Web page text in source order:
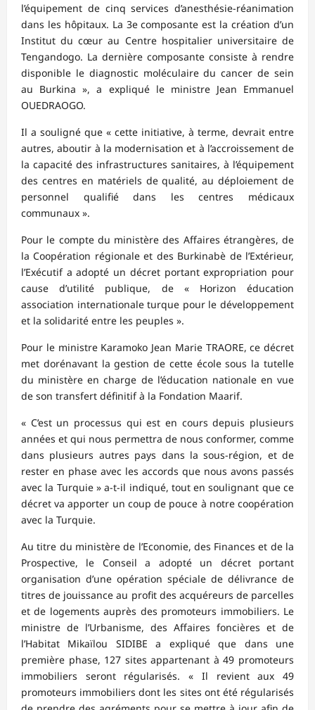
l’équipement de cinq services d’anesthésie-réanimation
dans les hôpitaux. La 3e composante est la création d’un
Institut du cœur au Centre hospitalier universitaire de
Tengandogo. La dernière composante consiste à rendre
disponible le diagnostic moléculaire du cancer de sein
au Burkina », a expliqué le ministre Jean Emmanuel
OUEDRAOGO.
Il a souligné que « cette initiative, à terme, devrait entre
autres, aboutir à la modernisation et à l’accroissement de
la capacité des infrastructures sanitaires, à l’équipement
des centres en matériels de qualité, au déploiement de
personnel qualifié dans les centres médicaux
communaux ».
Pour le compte du ministère des Affaires étrangères, de
la Coopération régionale et des Burkinabè de l’Extérieur,
l’Exécutif a adopté un décret portant expropriation pour
cause d’utilité publique, de « Horizon éducation
association internationale turque pour le développement
et la solidarité entre les peuples ».
Pour le ministre Karamoko Jean Marie TRAORE, ce décret
met dorénavant la gestion de cette école sous la tutelle
du ministère en charge de l’éducation nationale en vue
de son transfert définitif à la Fondation Maarif.
« C’est un processus qui est en cours depuis plusieurs
années et qui nous permettra de nous conformer, comme
dans plusieurs autres pays dans la sous-région, et de
rester en phase avec les accords que nous avons passés
avec la Turquie » a-t-il indiqué, tout en soulignant que ce
décret va apporter un coup de pouce à notre coopération
avec la Turquie.
Au titre du ministère de l’Economie, des Finances et de la
Prospective, le Conseil a adopté un décret portant
organisation d’une opération spéciale de délivrance de
titres de jouissance au profit des acquéreurs de parcelles
et de logements auprès des promoteurs immobiliers. Le
ministre de l’Urbanisme, des Affaires foncières et de
l’Habitat Mikaïlou SIDIBE a expliqué que dans une
première phase, 127 sites appartenant à 49 promoteurs
immobiliers seront régularisés. « Il revient aux 49
promoteurs immobiliers dont les sites ont été régularisés